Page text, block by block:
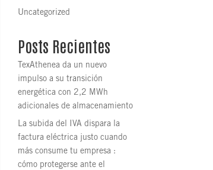
Uncategorized
Posts Recientes
TexAthenea da un nuevo
impulso a su transición
energética con 2,2 MWh
adicionales de almacenamiento
La subida del IVA dispara la
factura eléctrica justo cuando
más consume tu empresa :
cómo protegerse ante el